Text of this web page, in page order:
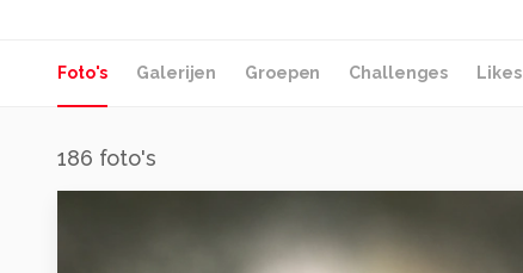
Foto's Galerijen Groepen Challenges Likes
186 foto's